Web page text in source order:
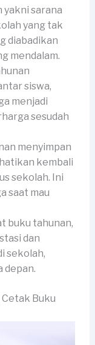
yakni sarana
yang tak
diabadikan
mendalam.
siswa,
menjadi
sesudah
menyimpan
kembali
sekolah. Ini
saat mau
buku tahunan,
dan
sekolah,
depan.
Buku